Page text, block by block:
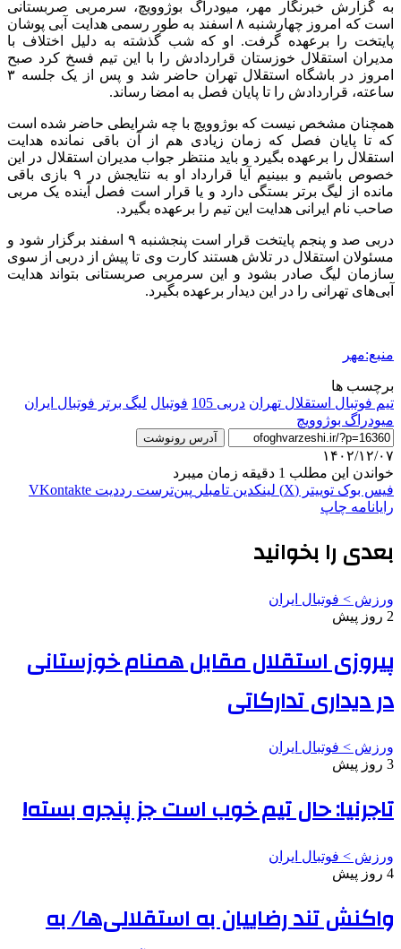
به گزارش خبرنگار مهر، میودراگ بوژوویچ، سرمربی صربستانی
است که امروز چهارشنبه ۸ اسفند به طور رسمی هدایت آبی پوشان
پایتخت را برعهده گرفت. او که شب گذشته به دلیل اختلاف با
مدیران استقلال خوزستان قراردادش را با این تیم فسخ کرد صبح
امروز در باشگاه استقلال تهران حاضر شد و پس از یک جلسه ۳
ساعته، قراردادش را تا پایان فصل به امضا رساند.
همچنان مشخص نیست که بوژوویچ با چه شرایطی حاضر شده است
که تا پایان فصل که زمان زیادی هم از آن باقی نمانده هدایت
استقلال را برعهده بگیرد و باید منتظر جواب مدیران استقلال در این
خصوص باشیم و ببینیم آیا قرارداد او به نتایجش در ۹ بازی باقی
مانده از لیگ برتر بستگی دارد و یا قرار است فصل آینده یک مربی
صاحب نام ایرانی هدایت این تیم را برعهده بگیرد.
دربی صد و پنجم پایتخت قرار است پنجشنبه ۹ اسفند برگزار شود و
مسئولان استقلال در تلاش هستند کارت وی تا پیش از دربی از سوی
سازمان لیگ صادر بشود و این سرمربی صربستانی بتواند هدایت
آبی‌های تهرانی را در این دیدار برعهده بگیرد.
منبع:مهر
برچسب ها
تیم فوتبال استقلال تهران دربی 105 فوتبال لیگ برتر فوتبال ایران
میودراگ بوژوویچ
آدرس رونوشت
۱۴۰۲/۱۲/۰۷
خواندن این مطلب 1 دقیقه زمان میبرد
فیس بوک توییتر (X) لینکدین ‫تامبلر ‫پین‌ترست ‫رددیت ‫VKontakte
رایانامه چاپ
بعدی را بخوانید
ورزش > فوتبال ایران
2 روز پیش
پیروزی استقلال مقابل همنام خوزستانی
در دیداری تدارکاتی
ورزش > فوتبال ایران
3 روز پیش
تاجرنیا: حال تیم خوب است جز پنجره بسته!
ورزش > فوتبال ایران
4 روز پیش
واکنش تند رضاییان به استقلالی‌ها/ به